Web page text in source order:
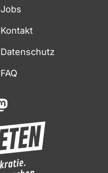
Jobs
Kontakt
Datenschutz
FAQ
mastodon